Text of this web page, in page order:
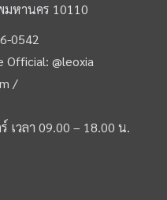
มหานคร 10110
0542
Official:@leoxia
/
เวลา 09.00 – 18.00 น.